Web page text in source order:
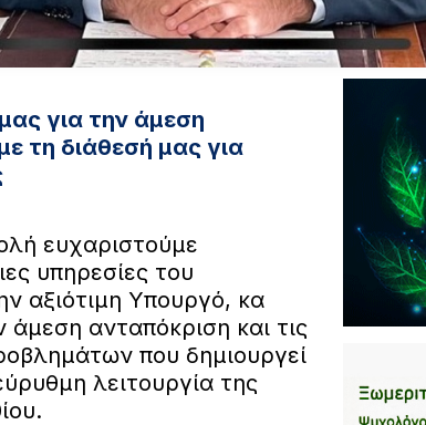
για την άμεση
τη διάθεσή μας για
ευχαριστούμε
υπηρεσίες του
αξιότιμη Υπουργό, κα
ανταπόκριση και τις
που δημιουργεί
λειτουργία της